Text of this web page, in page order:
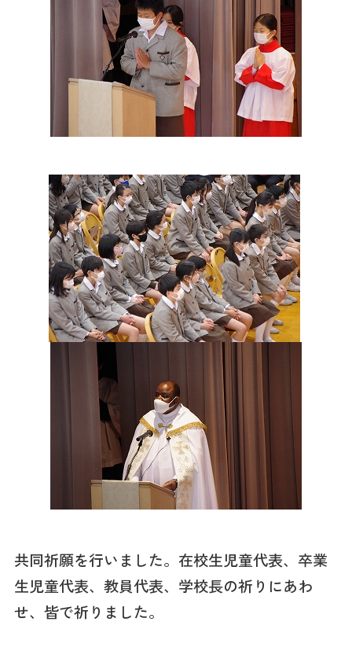
共同祈願を行いました。在校生児童代表、卒業
生児童代表、教員代表、学校長の祈りにあわ
せ、皆で祈りました。